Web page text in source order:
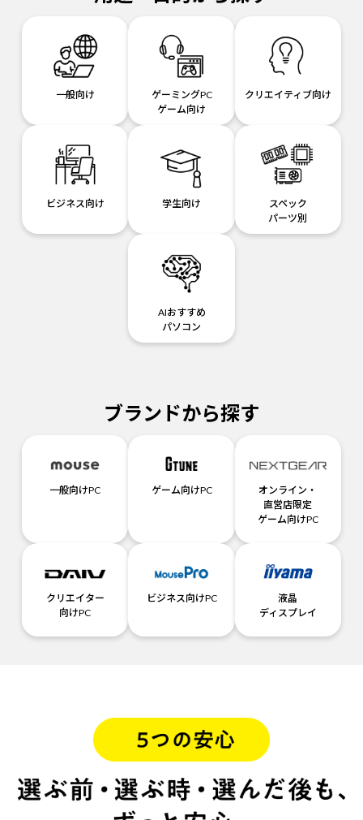
一般向け
ゲーミングPC
ゲーム向け
クリエイティブ向け
ビジネス向け 学生向け
スペック
パーツ別
AIおすすめ
パソコン
ブランドから探す
一般向けPC ゲーム向けPC
オンライン・
直営店限定
ゲーム向けPC
クリエイター
向けPC
ビジネス向けPC
液晶
ディスプレイ